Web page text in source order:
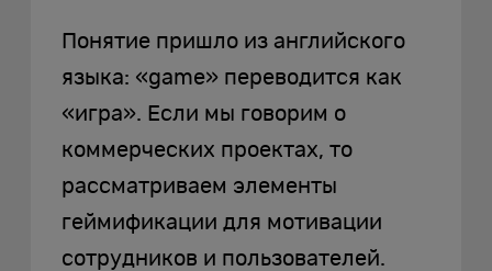
Понятие пришло из английского
языка: «game» переводится как
«игра». Если мы говорим о
коммерческих проектах, то
рассматриваем элементы
геймификации для мотивации
сотрудников и пользователей.